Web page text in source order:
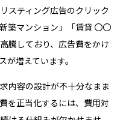
スティング広告のクリック
築マンション」「賃貸 〇〇
騰しており、広告費をかけ
増えています。
内容の設計が不十分なまま
を正当化するには、費用対